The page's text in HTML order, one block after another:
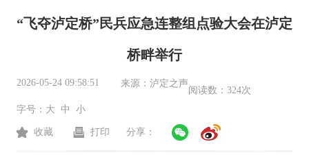
“飞夺泸定桥”民兵应急连整组点验大会在泸定
桥畔举行
2026-05-24 09:58:51 来源： 泸定之声
阅读数： 324次
字号： 大 中 小
收藏 打印 分享：